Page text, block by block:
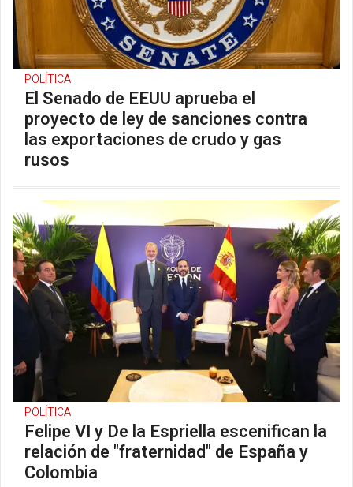
POLÍTICA
El Senado de EEUU aprueba el
proyecto de ley de sanciones contra
las exportaciones de crudo y gas
rusos
POLÍTICA
Felipe VI y De la Espriella escenifican la
relación de "fraternidad" de España y
Colombia